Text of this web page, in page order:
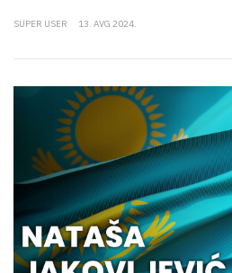
SUPER USER 13. AVG 2024.